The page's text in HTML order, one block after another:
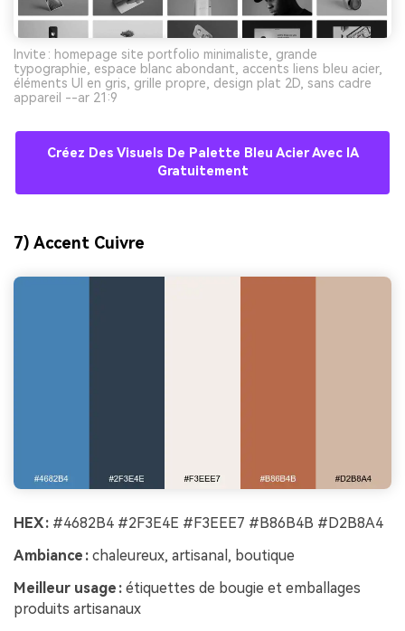
Invite : homepage site portfolio minimaliste, grande
typographie, espace blanc abondant, accents liens bleu acier,
éléments UI en gris, grille propre, design plat 2D, sans cadre
appareil --ar 21:9
Créez Des Visuels De Palette Bleu Acier Avec IA
Gratuitement
7) Accent Cuivre
HEX : #4682B4 #2F3E4E #F3EEE7 #B86B4B #D2B8A4
Ambiance : chaleureux, artisanal, boutique
Meilleur usage : étiquettes de bougie et emballages
produits artisanaux